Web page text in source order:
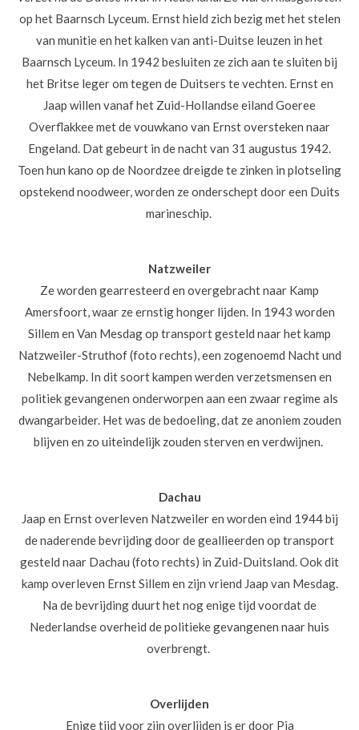
op het Baarnsch Lyceum. Ernst hield zich bezig met het stelen
van munitie en het kalken van anti-Duitse leuzen in het
Baarnsch Lyceum. In 1942 besluiten ze zich aan te sluiten bij
het Britse leger om tegen de Duitsers te vechten. Ernst en
Jaap willen vanaf het Zuid-Hollandse eiland Goeree
Overflakkee met de vouwkano van Ernst oversteken naar
Engeland. Dat gebeurt in de nacht van 31 augustus 1942.
Toen hun kano op de Noordzee dreigde te zinken in plotseling
opstekend noodweer, worden ze onderschept door een Duits
marineschip.
Natzweiler
Ze worden gearresteerd en overgebracht naar Kamp
Amersfoort, waar ze ernstig honger lijden. In 1943 worden
Sillem en Van Mesdag op transport gesteld naar het kamp
Natzweiler-Struthof (foto rechts), een zogenoemd Nacht und
Nebelkamp. In dit soort kampen werden verzetsmensen en
politiek gevangenen onderworpen aan een zwaar regime als
dwangarbeider. Het was de bedoeling, dat ze anoniem zouden
blijven en zo uiteindelijk zouden sterven en verdwijnen.
Dachau
Jaap en Ernst overleven Natzweiler en worden eind 1944 bij
de naderende bevrijding door de geallieerden op transport
gesteld naar Dachau (foto rechts) in Zuid-Duitsland. Ook dit
kamp overleven Ernst Sillem en zijn vriend Jaap van Mesdag.
Na de bevrijding duurt het nog enige tijd voordat de
Nederlandse overheid de politieke gevangenen naar huis
overbrengt.
Overlijden
Enige tijd voor zijn overlijden is er door Pia